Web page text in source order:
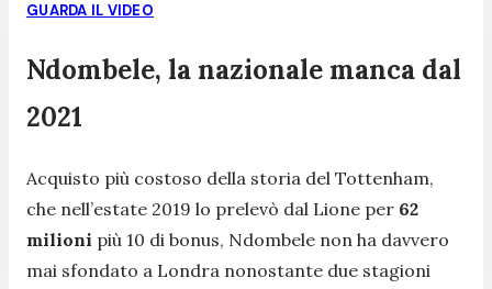
GUARDA IL VIDEO
Ndombele, la nazionale manca dal
2021
Acquisto più costoso della storia del Tottenham,
che nell’estate 2019 lo prelevò dal Lione per 62
milioni più 10 di bonus, Ndombele non ha davvero
mai sfondato a Londra nonostante due stagioni